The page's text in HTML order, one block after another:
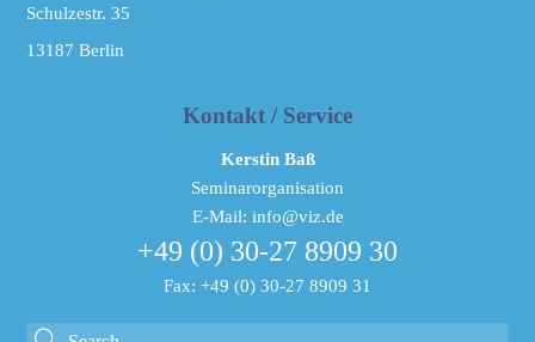
Schulzestr. 35
13187 Berlin
Kontakt / Service
Kerstin Baß
Seminarorganisation
E-Mail: info@viz.de
+49 (0) 30-27 8909 30
Fax: +49 (0) 30-27 8909 31